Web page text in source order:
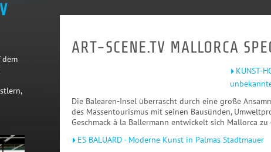
ART-SCENE.TV MALLORCA
KUNST-
Die Balearen-Insel überrascht durch eine große
des Massentourismus mit seinen Bausünden,
Geschmack à la Ballermann entwickelt sich Mallorca
ES BALUARD - Moderne Kunst in Palmas Stadtmauer